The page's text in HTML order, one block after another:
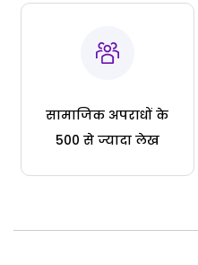
सामाजिक अपराधों के
500 से ज्यादा लेख